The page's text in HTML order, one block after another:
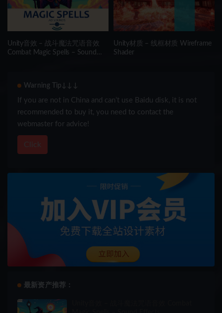
Unity音效 – 战斗魔法咒语音效
Combat Magic Spells – Sound
Unity材质 – 线框材质 Wireframe
Shader
Warning Tip↓↓↓
If you are not in China and can’t use Baidu disk, it is not
recommended to buy it, you need to contact the
webmaster for advice!
Click
最新资产推荐：